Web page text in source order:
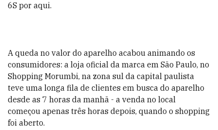
6S por aqui.
A queda no valor do aparelho acabou animando os
consumidores: a loja oficial da marca em São Paulo, no
Shopping Morumbi, na zona sul da capital paulista
teve uma longa fila de clientes em busca do aparelho
desde as 7 horas da manhã - a venda no local
começou apenas três horas depois, quando o shopping
foi aberto.